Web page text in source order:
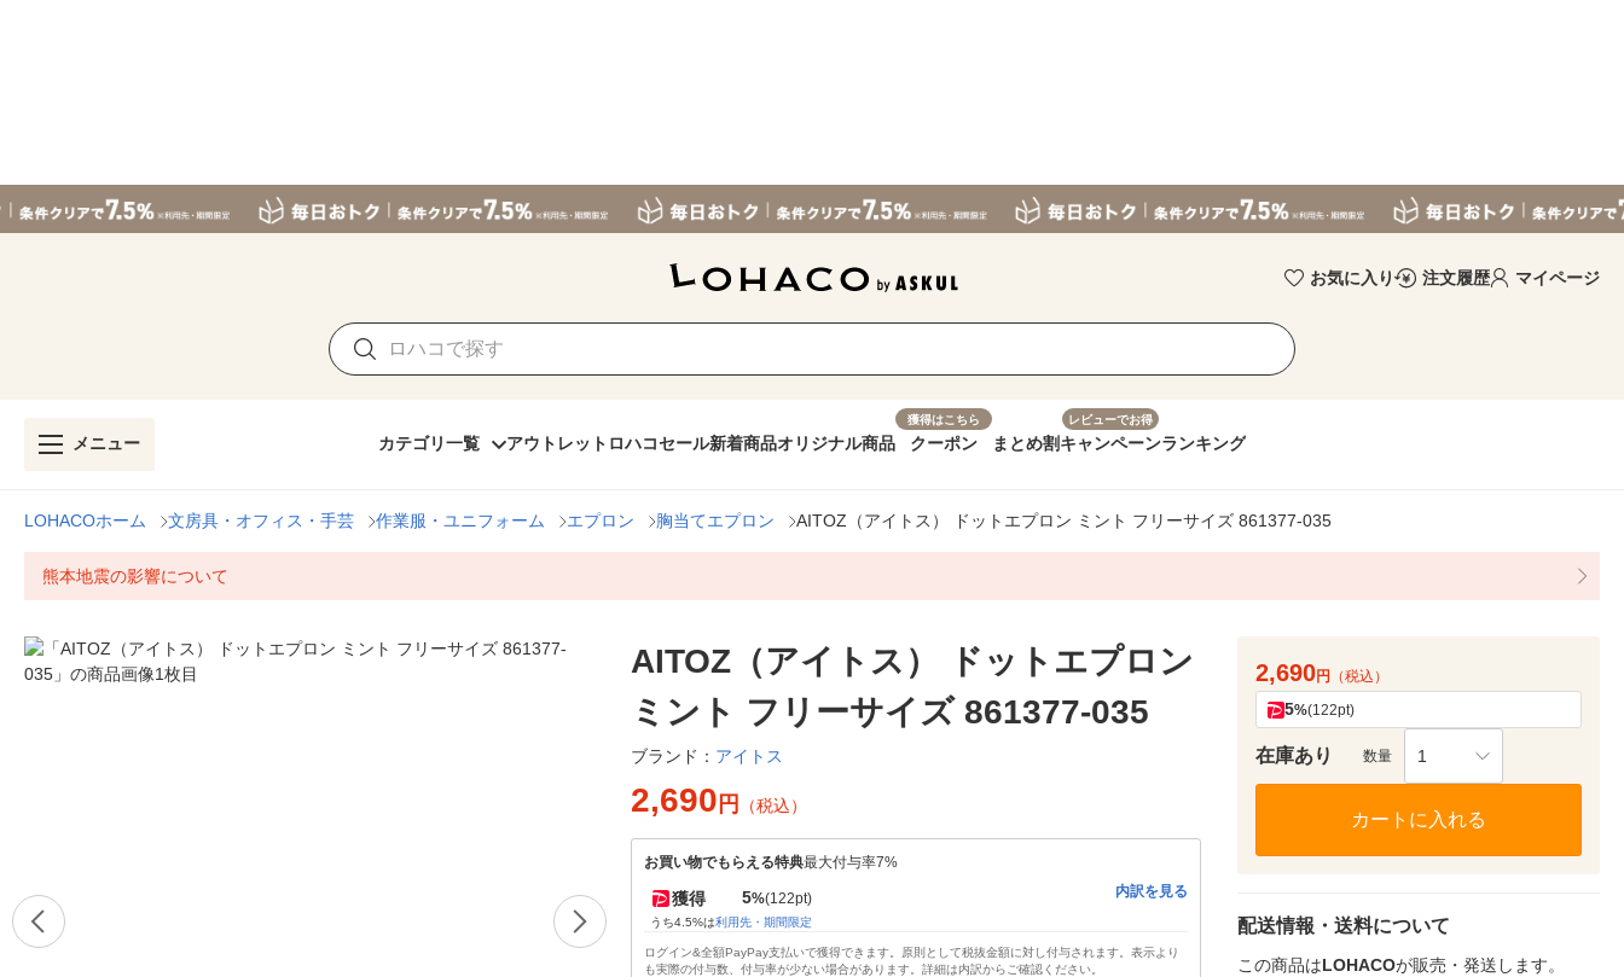
お気に入り 注文履歴 マイページ
メニュー カテゴリ一覧 アウトレット ロハコセール新着商品オリジナル商品
獲得はこちら
クーポン まとめ割
レビューでお得
キャンペーンランキング
LOHACOホーム 文房具・オフィス・手芸 作業服・ユニフォーム エプロン 胸当てエプロン AITOZ（アイトス） ドットエプロン ミント フリーサイズ 861377-035
熊本地震の影響について
AITOZ（アイトス） ドットエプロン
ミント フリーサイズ 861377-035
ブランド： アイトス
2,690 円 （税込）
お買い物でもらえる特典最大付与率7%
獲得 5%(122pt)
うち4.5%は利用先・期間限定
内訳を見る
ログイン&全額PayPay支払いで獲得できます。原則として税抜金額に対し付与されます。表示より
も実際の付与数、付与率が少ない場合があります。詳細は内訳からご確認ください。
2,690円 （税込）
5%(122pt)
在庫あり 数量 1
カートに入れる
配送情報・送料について
この商品はLOHACOが販売・発送します。